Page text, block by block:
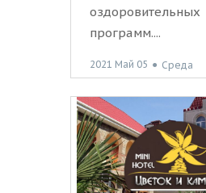
оздоровительных
программ....
2021 Май 05 ● Среда